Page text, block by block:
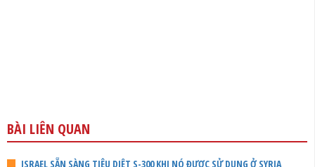
BÀI LIÊN QUAN
ISRAEL SẴN SÀNG TIÊU DIỆT S-300 KHI NÓ ĐƯỢC SỬ DỤNG Ở SYRIA